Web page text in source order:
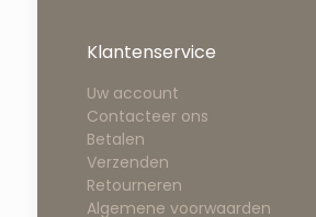
Klantenservice
Uw account
Contacteer ons
Betalen
Verzenden
Retourneren
Algemene voorwaarden